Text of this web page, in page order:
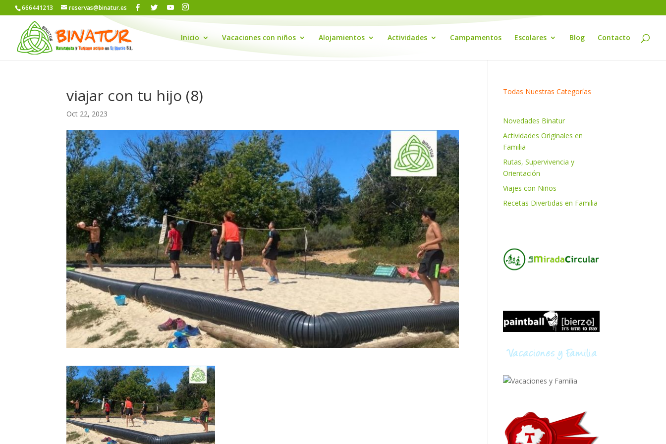
666441213 reservas@binatur.es
Inicio Vacaciones con niños Alojamientos Actividades Campamentos Escolares Blog Contacto
viajar con tu hijo (8)
Oct 22, 2023
Todas Nuestras Categorías
Novedades Binatur
Actividades Originales en
Familia
Rutas, Supervivencia y
Orientación
Viajes con Niños
Recetas Divertidas en Familia